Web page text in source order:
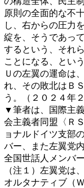
原則の全面的な不
し、右からの圧力
綻を、そうであっ
するという、それ
ことになる、とい
Ｕの左翼の運命は
れ、その敗北はＢ
う。（２０２４年
▼筆者は、国際主
会主義者同盟〈Ｒ
ョナルドイツ支部
バー、また左翼党
全国世話人メンバー
（注１）左翼党は
オルタナティブ（